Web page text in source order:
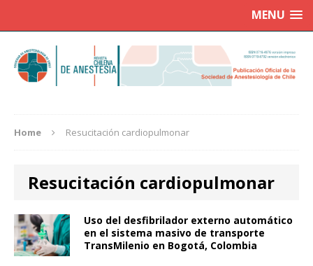
MENU
Home Resucitación cardiopulmonar
Resucitación cardiopulmonar
Uso del desfibrilador externo automático
en el sistema masivo de transporte
TransMilenio en Bogotá, Colombia